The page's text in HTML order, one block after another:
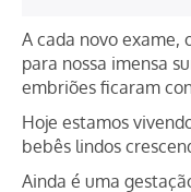
A cada novo
para nossa imensa
embriões ficaram
Hoje estamos
bebês lindos
Ainda é uma